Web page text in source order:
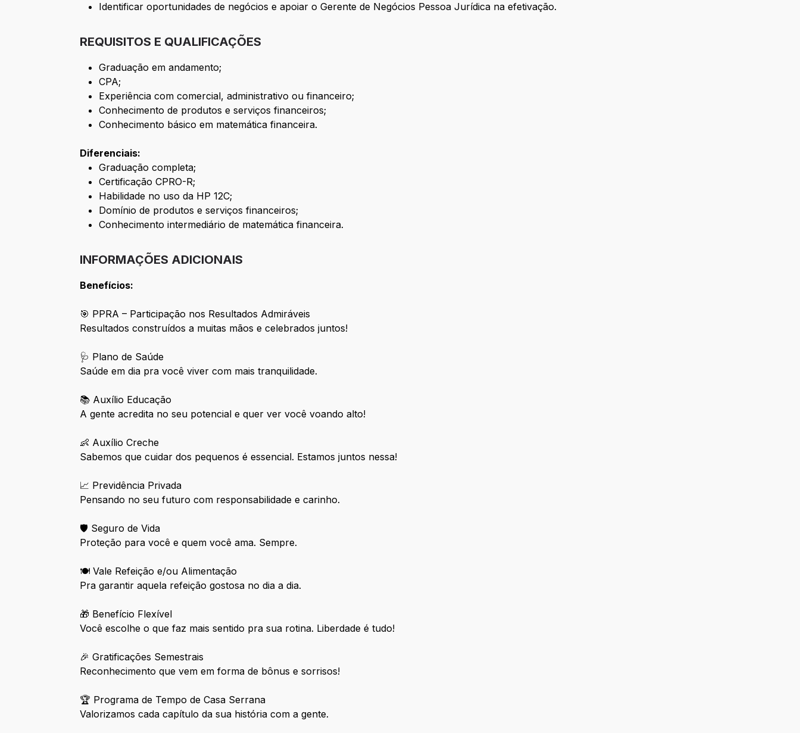
Identificar oportunidades de negócios e apoiar o Gerente de Negócios Pessoa Jurídica na efetivação.
REQUISITOS E QUALIFICAÇÕES
Graduação em andamento;
CPA;
Experiência com comercial, administrativo ou financeiro;
Conhecimento de produtos e serviços financeiros;
Conhecimento básico em matemática financeira.
Diferenciais:
Graduação completa;
Certificação CPRO-R;
Habilidade no uso da HP 12C;
Domínio de produtos e serviços financeiros;
Conhecimento intermediário de matemática financeira.
INFORMAÇÕES ADICIONAIS
Benefícios:
🎯 PPRA – Participação nos Resultados Admiráveis
Resultados construídos a muitas mãos e celebrados juntos!
🩺 Plano de Saúde
Saúde em dia pra você viver com mais tranquilidade.
📚 Auxílio Educação
A gente acredita no seu potencial e quer ver você voando alto!
👶 Auxílio Creche
Sabemos que cuidar dos pequenos é essencial. Estamos juntos nessa!
📈 Previdência Privada
Pensando no seu futuro com responsabilidade e carinho.
🛡️ Seguro de Vida
Proteção para você e quem você ama. Sempre.
🍽️ Vale Refeição e/ou Alimentação
Pra garantir aquela refeição gostosa no dia a dia.
🎁 Benefício Flexível
Você escolhe o que faz mais sentido pra sua rotina. Liberdade é tudo!
🎉 Gratificações Semestrais
Reconhecimento que vem em forma de bônus e sorrisos!
🏆 Programa de Tempo de Casa Serrana
Valorizamos cada capítulo da sua história com a gente.